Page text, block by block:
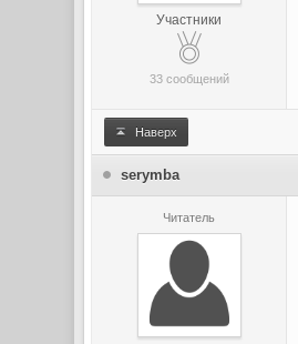
Участники
33 сообщений
Наверх
serymba
Читатель